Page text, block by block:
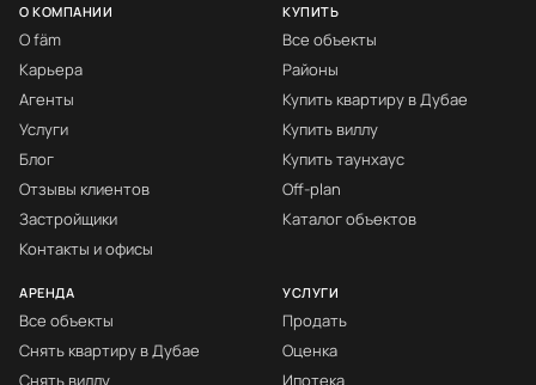
О КОМПАНИИ
О fäm
Карьера
Агенты
Услуги
Блог
Отзывы клиентов
Застройщики
Контакты и офисы
КУПИТЬ
Все объекты
Районы
Купить квартиру в Дубае
Купить виллу
Купить таунхаус
Off-plan
Каталог объектов
АРЕНДА
Все объекты
Снять квартиру в Дубае
Снять виллу
УСЛУГИ
Продать
Оценка
Ипотека